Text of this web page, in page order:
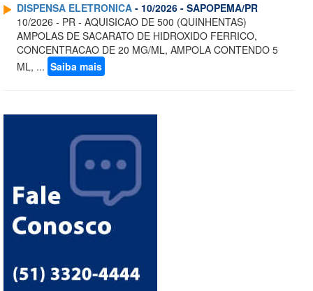
DISPENSA ELETRONICA - 10/2026 - SAPOPEMA/PR
10/2026 - PR - AQUISICAO DE 500 (QUINHENTAS)
AMPOLAS DE SACARATO DE HIDROXIDO FERRICO,
CONCENTRACAO DE 20 MG/ML, AMPOLA CONTENDO 5
ML, ... Saiba mais